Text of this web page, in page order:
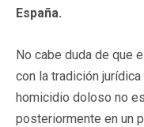
España.
No cabe duda de que
con la tradición
homicidio doloso no
posteriormente en un